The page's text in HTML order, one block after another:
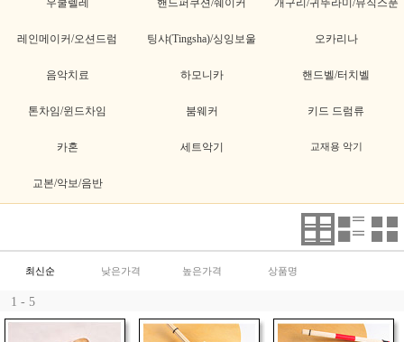
레인메이커/오션드럼 팅샤(Tingsha)/싱잉보울 오카리나
음악치료 하모니카 핸드벨/터치벨
톤차임/윈드차임 붐웨커 키드 드럼류
카혼 세트악기 교재용 악기
교본/악보/음반
최신순 낮은가격 높은가격 상품명
1 - 5